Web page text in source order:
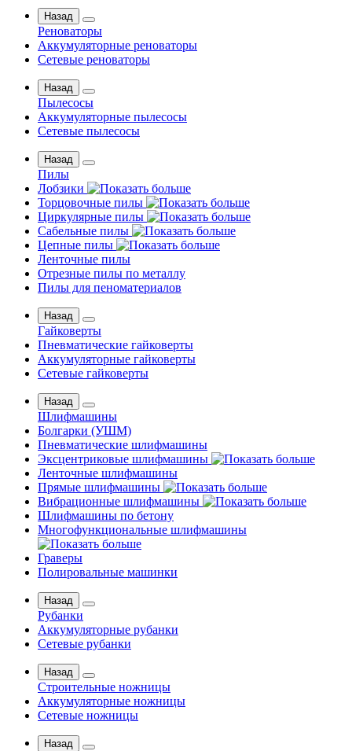
Назад
Реноваторы
Аккумуляторные реноваторы
Сетевые реноваторы
Назад
Пылесосы
Аккумуляторные пылесосы
Сетевые пылесосы
Назад
Пилы
Лобзики
Торцовочные пилы
Циркулярные пилы
Сабельные пилы
Цепные пилы
Ленточные пилы
Отрезные пилы по металлу
Пилы для пеноматериалов
Назад
Гайковерты
Пневматические гайковерты
Аккумуляторные гайковерты
Сетевые гайковерты
Назад
Шлифмашины
Бoлгаpки (УШM)
Пневматические шлифмашины
Эксцентриковые шлифмашины
Ленточные шлифмашины
Прямые шлифмашины
Вибрационные шлифмашины
Шлифмашины по бетону
Многофункциональные шлифмашины
Граверы
Полировальные машинки
Назад
Рубанки
Аккумуляторные рубанки
Сетевые рубанки
Назад
Строительные ножницы
Аккумуляторные ножницы
Сетевые ножницы
Назад